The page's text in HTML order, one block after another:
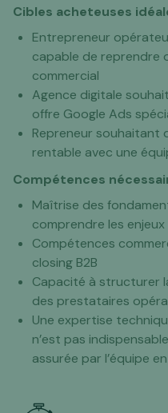
Cibles acheteuses
Entrepreneur
capable de reprendre
commercial
Agence digitale
offre Google Ads
Repreneur souhaitant
rentable avec une
Compétences
Maîtrise des
comprendre les
Compétences
closing B2B
Capacité à structurer
des prestataires
Une expertise
n’est pas
assurée par l’équipe